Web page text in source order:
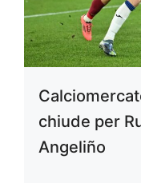
chiude per
Angeliño